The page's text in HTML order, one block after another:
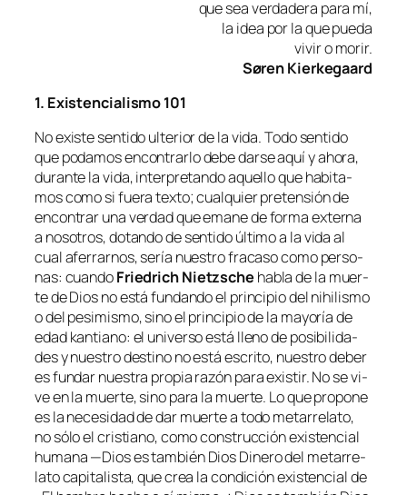
que sea ver­da­de­ra pa­ra mí,
la idea por la que pueda
vi­vir o morir.
Søren Kierkegaard
1. Existencialismo 101
No exis­te sen­ti­do ul­te­rior de la vi­da. Todo sen­ti­do
que po­da­mos en­con­trar­lo de­be dar­se aquí y aho­ra,
du­ran­te la vi­da, in­ter­pre­tan­do aque­llo que ha­bi­ta­
mos co­mo si fue­ra tex­to; cual­quier pre­ten­sión de
en­con­trar una ver­dad que ema­ne de for­ma ex­ter­na
a no­so­tros, do­tan­do de sen­ti­do úl­ti­mo a la vi­da al
cual afe­rrar­nos, se­ría nues­tro fra­ca­so co­mo per­so­
nas: cuan­doFriedrich Nietzsche ha­bla de la muer­
te de Dios no es­tá fun­dan­do el prin­ci­pio del nihi­lis­mo
o del pe­si­mis­mo, sino el prin­ci­pio de la ma­yo­ría de
edad kan­tiano: el uni­ver­so es­tá lleno de po­si­bi­li­da­
des y nues­tro des­tino no es­tá es­cri­to, nues­tro de­ber
es fun­dar nues­tra pro­pia ra­zón pa­ra exis­tir. No se vi­
ve en la muer­te, sino pa­ra la muer­te. Lo que pro­po­ne
es la ne­ce­si­dad de dar muer­te a to­do me­ta­rre­la­to,
no só­lo el cris­tiano, co­mo cons­truc­ción exis­ten­cial
hu­ma­na —Dios es tam­bién Dios Dinero del me­ta­rre­
la­to ca­pi­ta­lis­ta, que crea la con­di­ción exis­ten­cial de